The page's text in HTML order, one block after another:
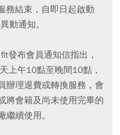
結束，自即日起啟動
動通知。
發布會員通知信指出，
上午10點至晚間10點，
辦理退費或轉換服務，會
將會籍及尚未使用完畢的
續使用。